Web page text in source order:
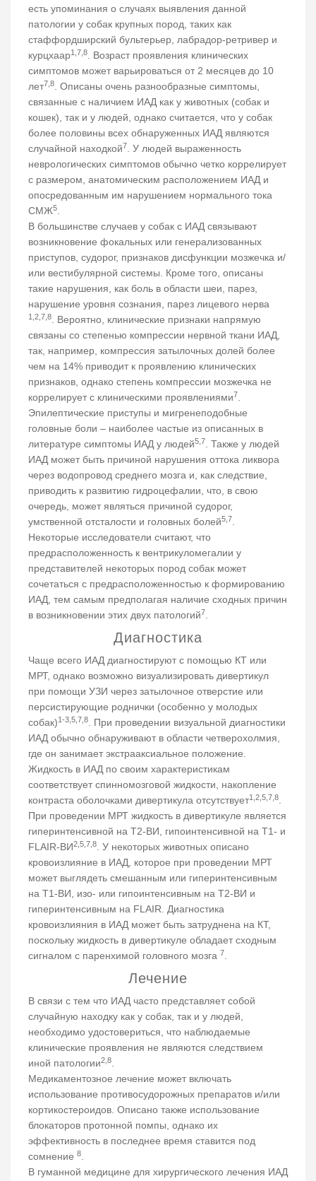
есть упоминания о случаях выявления данной
патологии у собак крупных пород, таких как
стаффордширский бультерьер, лабрадор-ретривер и
курцхаар1,7,8. Возраст проявления клинических
симптомов может варьироваться от 2 месяцев до 10
лет7,8. Описаны очень разнообразные симптомы,
связанные с наличием ИАД как у животных (собак и
кошек), так и у людей, однако считается, что у собак
более половины всех обнаруженных ИАД являются
случайной находкой7. У людей выраженность
неврологических симптомов обычно четко коррелирует
с размером, анатомическим расположением ИАД и
опосредованным им нарушением нормального тока
СМЖ5.
В большинстве случаев у собак с ИАД связывают
возникновение фокальных или генерализованных
приступов, судорог, признаков дисфункции мозжечка и/
или вестибулярной системы. Кроме того, описаны
такие нарушения, как боль в области шеи, парез,
нарушение уровня сознания, парез лицевого нерва
1,2,7,8. Вероятно, клинические признаки напрямую
связаны со степенью компрессии нервной ткани ИАД,
так, например, компрессия затылочных долей более
чем на 14% приводит к проявлению клинических
признаков, однако степень компрессии мозжечка не
коррелирует с клиническими проявлениями7.
Эпилептические приступы и мигренеподобные
головные боли – наиболее частые из описанных в
литературе симптомы ИАД у людей5,7. Также у людей
ИАД может быть причиной нарушения оттока ликвора
через водопровод среднего мозга и, как следствие,
приводить к развитию гидроцефалии, что, в свою
очередь, может являться причиной судорог,
умственной отсталости и головных болей5,7.
Некоторые исследователи считают, что
предрасположенность к вентрикуломегалии у
представителей некоторых пород собак может
сочетаться с предрасположенностью к формированию
ИАД, тем самым предполагая наличие сходных причин
в возникновении этих двух патологий7.
Диагностика
Чаще всего ИАД диагностируют с помощью КТ или
МРТ, однако возможно визуализировать дивертикул
при помощи УЗИ через затылочное отверстие или
персистирующие роднички (особенно у молодых
собак)1-3,5,7,8. При проведении визуальной диагностики
ИАД обычно обнаруживают в области четверохолмия,
где он занимает экстрааксиальное положение.
Жидкость в ИАД по своим характеристикам
соответствует спинномозговой жидкости, накопление
контраста оболочками дивертикула отсутствует1,2,5,7,8.
При проведении МРТ жидкость в дивертикуле является
гиперинтенсивной на Т2-ВИ, гипоинтенсивной на Т1- и
FLAIR-ВИ2,5,7,8. У некоторых животных описано
кровоизлияние в ИАД, которое при проведении МРТ
может выглядеть смешанным или гиперинтенсивным
на Т1-ВИ, изо- или гипоинтенсивным на Т2-ВИ и
гиперинтенсивным на FLAIR. Диагностика
кровоизлияния в ИАД может быть затруднена на КТ,
поскольку жидкость в дивертикуле обладает сходным
сигналом с паренхимой головного мозга 7.
Лечение
В связи с тем что ИАД часто представляет собой
случайную находку как у собак, так и у людей,
необходимо удостовериться, что наблюдаемые
клинические проявления не являются следствием
иной патологии2,8.
Медикаментозное лечение может включать
использование противосудорожных препаратов и/или
кортикостероидов. Описано также использование
блокаторов протонной помпы, однако их
эффективность в последнее время ставится под
сомнение 8.
В гуманной медицине для хирургического лечения ИАД